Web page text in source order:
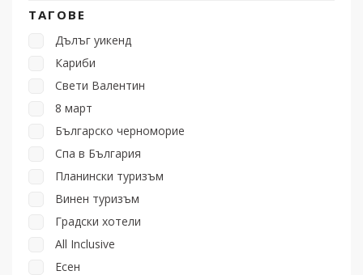
ТАГОВЕ
Дълъг уикенд
Кариби
Свети Валентин
8 март
Българско черноморие
Спа в България
Планински туризъм
Винен туризъм
Градски хотели
All Inclusive
Есен